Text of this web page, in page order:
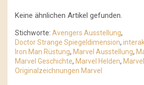
Keine ähnlichen Artikel gefunden.
Stichworte: Avengers Ausstellung,
Doctor Strange Spiegeldimension,
Iron Man Rüstung, Marvel Ausstellung,
Marvel Geschichte, Marvel Helden,
Originalzeichnungen Marvel